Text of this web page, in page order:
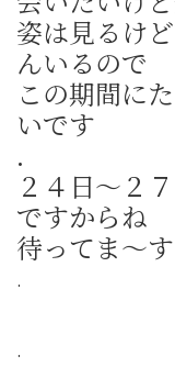
姿は見るけ
んいるので
この期間に
いです
.
２４日～２
ですからね
待ってま～す
.
.